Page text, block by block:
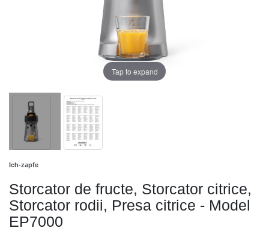
Tap to expand
Ich-zapfe
Storcator de fructe, Storcator citrice,
Storcator rodii, Presa citrice - Model
EP7000